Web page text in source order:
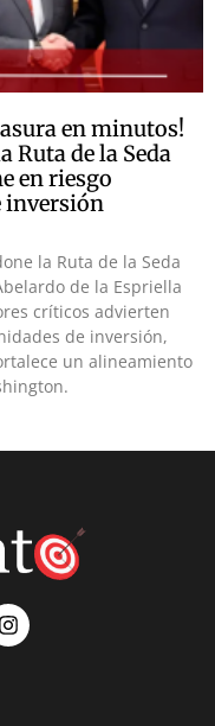
en minutos!
Ruta de la Seda
en riesgo
inversión
la Ruta de la Seda
de la Espriella
críticos advierten
de inversión,
un alineamiento